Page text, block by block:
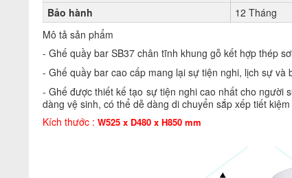
Bảo hành
12 Tháng
Mô tả sản phẩm
- Ghế quầy bar SB37 chân tĩnh khung gỗ kết hợp thép
- Ghế quầy bar cao cấp mang lại sự tiện nghi, lịch sự
- Ghế được thiết kế tạo sự tiện nghi cao nhất cho người
dàng vệ sinh, có thể dễ dàng di chuyển sắp xếp tiết
Kích thước : W525 x D480 x H850 mm